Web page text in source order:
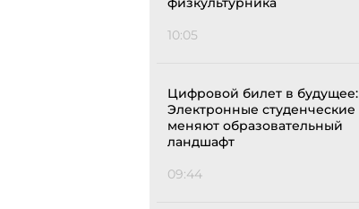
10:05
Цифровой билет в будущее:
Электронные студенческие
меняют образовательный
ландшафт
09:44